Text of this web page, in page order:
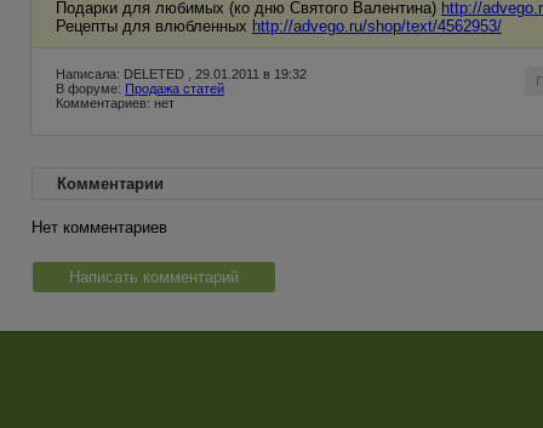
Подарки для любимых (ко дню Святого Валентина) http://
Рецепты для влюбленных http://advego.ru/shop/text/4562953/
Написала: DELETED , 29.01.2011 в 19:32
В форуме: Продажа статей
Комментариев: нет
Комментарии
Нет комментариев
Написать комментарий